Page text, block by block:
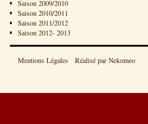
Saison 2009/2010
Saison 2010/2011
Saison 2011/2012
Saison 2012- 2013
Mentions Légales Réalisé par Nekomeo